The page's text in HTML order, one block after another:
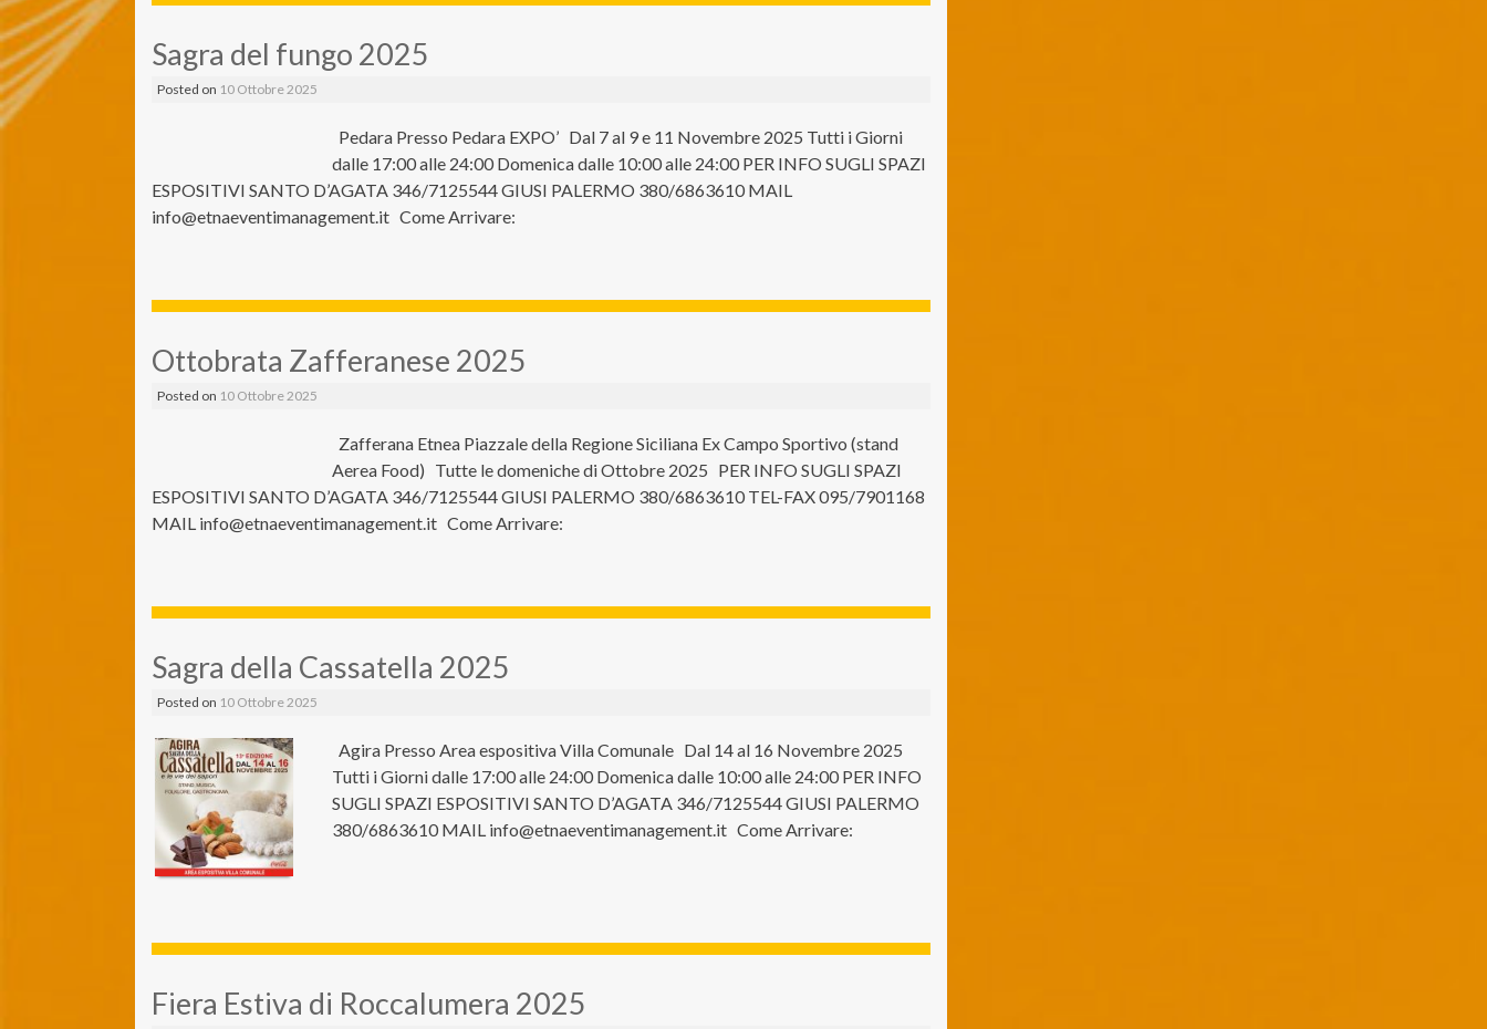
Sagra del fungo 2025
Posted on 10 Ottobre 2025
Pedara Presso Pedara EXPO’ Dal 7 al 9 e 11 Novembre 2025 Tutti i Giorni
dalle 17:00 alle 24:00 Domenica dalle 10:00 alle 24:00 PER INFO SUGLI SPAZI
ESPOSITIVI SANTO D’AGATA 346/7125544 GIUSI PALERMO 380/6863610 MAIL
info@etnaeventimanagement.it Come Arrivare:
Ottobrata Zafferanese 2025
Posted on 10 Ottobre 2025
Zafferana Etnea Piazzale della Regione Siciliana Ex Campo Sportivo (stand
Aerea Food) Tutte le domeniche di Ottobre 2025 PER INFO SUGLI SPAZI
ESPOSITIVI SANTO D’AGATA 346/7125544 GIUSI PALERMO 380/6863610 TEL-FAX 095/7901168
MAIL info@etnaeventimanagement.it Come Arrivare:
Sagra della Cassatella 2025
Posted on 10 Ottobre 2025
Agira Presso Area espositiva Villa Comunale Dal 14 al 16 Novembre 2025
Tutti i Giorni dalle 17:00 alle 24:00 Domenica dalle 10:00 alle 24:00 PER INFO
SUGLI SPAZI ESPOSITIVI SANTO D’AGATA 346/7125544 GIUSI PALERMO
380/6863610 MAIL info@etnaeventimanagement.it Come Arrivare:
Fiera Estiva di Roccalumera 2025